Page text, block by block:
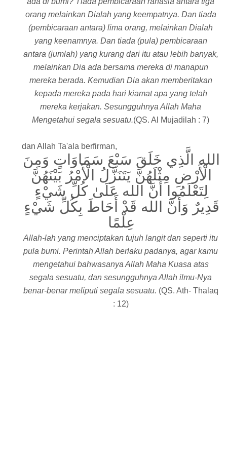
orang melainkan Dialah yang keempatnya. Dan tiada
(pembicaraan antara) lima orang, melainkan Dialah
yang keenamnya. Dan tiada (pula) pembicaraan
antara (jumlah) yang kurang dari itu atau lebih banyak,
melainkan Dia ada bersama mereka di manapun
mereka berada. Kemudian Dia akan memberitakan
kepada mereka pada hari kiamat apa yang telah
mereka kerjakan. Sesungguhnya Allah Maha
Mengetahui segala sesuatu.(QS. Al Mujadilah : 7)
dan Allah Ta'ala berfirman,
الله الَّذِي خَلَقَ سَبْعَ سَمَاوَاتٍ وَمِنَ
الْأَرْضِ مِثْلَهُنَّ يَتَنَزَّلُ الْأَمْرُ بَيْنَهُنَّ
لِتَعْلَمُوا أَنَّ الله عَلَىٰ كُلِّ شَيْءٍ
قَدِيرٌ وَأَنَّ الله قَدْ أَحَاطَ بِكُلِّ شَيْءٍ
عِلْمًا
Allah-lah yang menciptakan tujuh langit dan seperti itu
pula bumi. Perintah Allah berlaku padanya, agar kamu
mengetahui bahwasanya Allah Maha Kuasa atas
segala sesuatu, dan sesungguhnya Allah ilmu-Nya
benar-benar meliputi segala sesuatu. (QS. Ath- Thalaq
: 12)